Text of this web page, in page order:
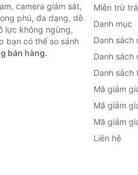
camera giám sát,
phú, đa dạng, dễ
lực không ngừng,
bạn có thể so sánh
bán hàng.
Miễn trừ
Danh mục
Danh sách
Danh sách
Danh sách
Mã giảm
Mã giảm
Mã giảm
Liên hệ